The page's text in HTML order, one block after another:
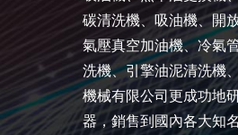
碳清洗機、吸油機、開
氣壓真空加油機、冷氣
洗機、引擎油泥清洗機
機械有限公司更成功地
器，銷售到國內各大知